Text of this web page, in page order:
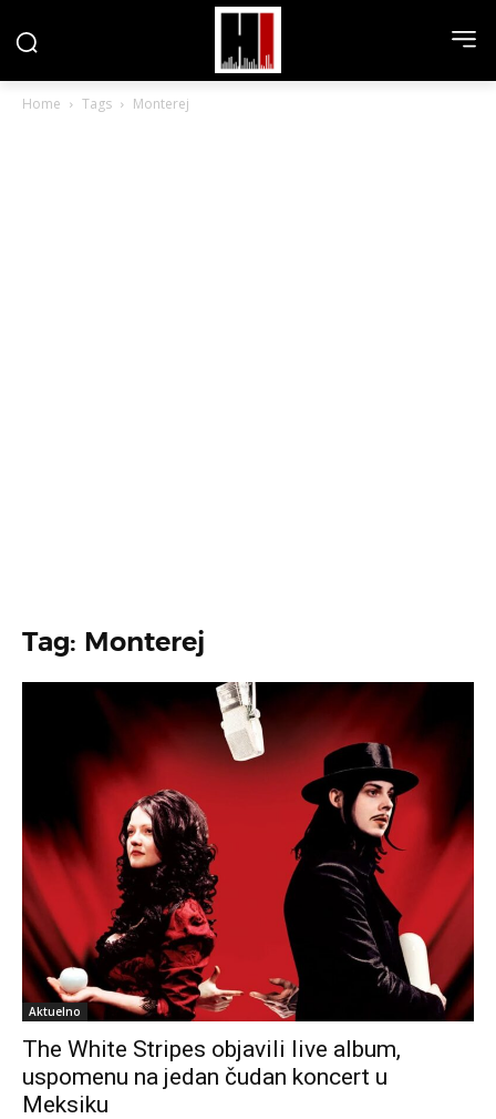
Home Tags Monterej
Tag: Monterej
Aktuelno
The White Stripes objavili live album,
uspomenu na jedan čudan koncert u
Meksiku